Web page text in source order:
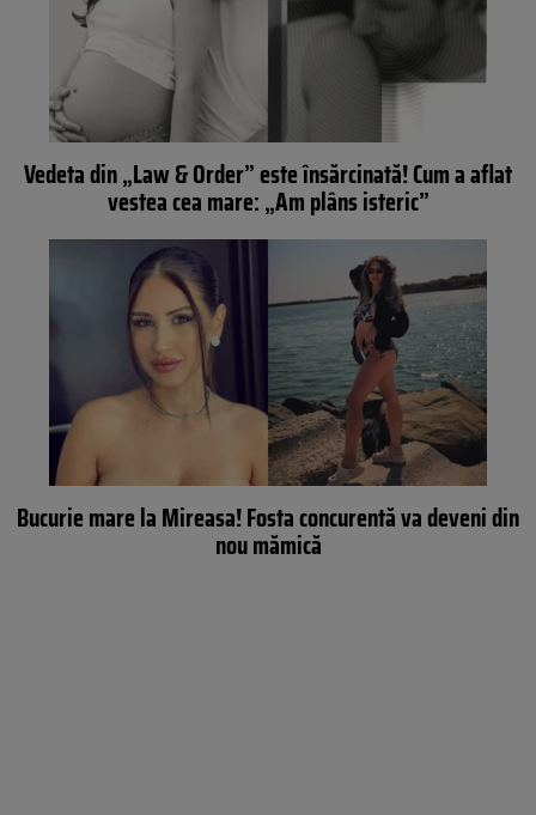
Vedeta din „Law & Order” este însărcinată! Cum a aflat
vestea cea mare: „Am plâns isteric”
Bucurie mare la Mireasa! Fosta concurentă va deveni din
nou mămică